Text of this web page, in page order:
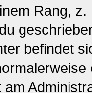
Rang,
befindet